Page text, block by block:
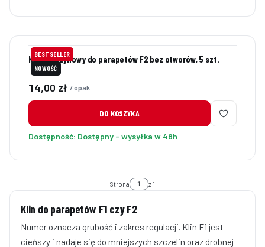
BESTSELLER
NOWOŚĆ
Klin sprężynowy do parapetów F2 bez otworów, 5 szt.
Cena
14,00 zł / opak
DO KOSZYKA
Dostępność: Dostępny - wysyłka w 48h
Strona z 1
Klin do parapetów F1 czy F2
Numer oznacza grubość i zakres regulacji. Klin F1 jest
cieńszy i nadaje się do mniejszych szczelin oraz drobnej